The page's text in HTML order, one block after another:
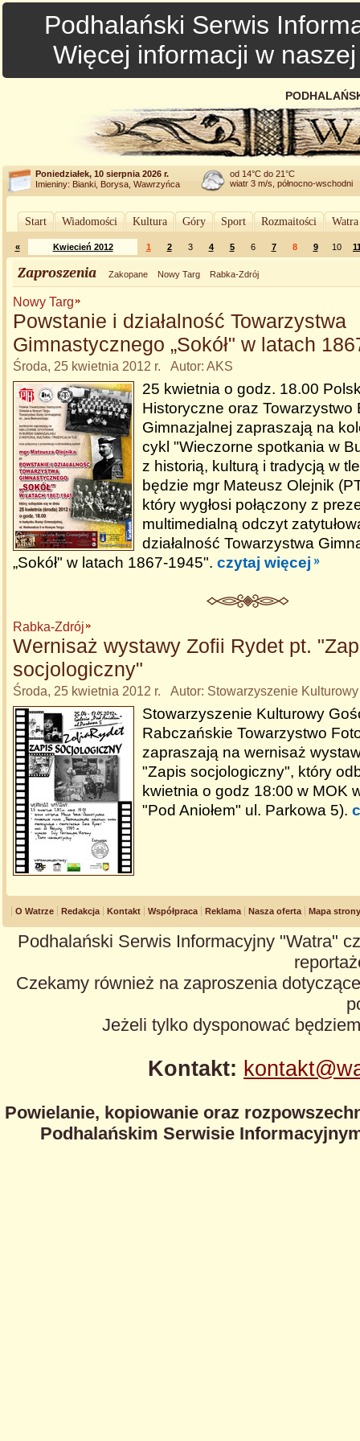
Podhalański Serwis
Więcej informacji w
Poniedziałek, 10 sierpnia 2026 r.
Imieniny: Bianki, Borysa, Wawrzyńca
od 14°C do 21°C
wiatr 3 m/s, północno-wschodni
Start Wiadomości Kultura Góry Sport Rozmaitości
« Kwiecień 2012 1 2 3 4 5 6 7 8 9 10
Zaproszenia Zakopane Nowy Targ Rabka-Zdrój
Nowy Targ
Powstanie i działalność Towarzystwa
Gimnastycznego „Sokół" w latach
Środa, 25 kwietnia 2012 r. Autor: AKS
25 kwietnia o godz. 18.00
Historyczne oraz Towarzystwo
Gimnazjalnej zapraszają na
cykl "Wieczorne spotkania w
z historią, kulturą i tradycją w
będzie mgr Mateusz Olejnik
który wygłosi połączony z
multimedialną odczyt
działalność Towarzystwa
„Sokół" w latach 1867-1945". czytaj więcej
Rabka-Zdrój
Wernisaż wystawy Zofii Rydet pt.
socjologiczny"
Środa, 25 kwietnia 2012 r. Autor: Stowarzyszenie
Stowarzyszenie Kulturowy
Rabczańskie Towarzystwo
zapraszają na wernisaż
"Zapis socjologiczny", który
kwietnia o godz 18:00 w MOK
"Pod Aniołem" ul. Parkowa 5).
O Watrze Redakcja Kontakt Współpraca Reklama Nasza oferta Mapa strony
Podhalański Serwis Informacyjny "Watra"
Czekamy również na zaproszenia
Jeżeli tylko dysponować
Kontakt:
Powielanie, kopiowanie oraz
Podhalańskim Serwisie